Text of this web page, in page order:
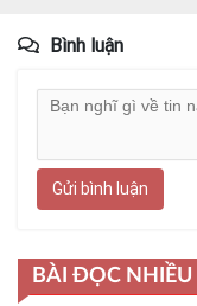
Bình luận
Gửi bình luận
BÀI ĐỌC NHIỀU